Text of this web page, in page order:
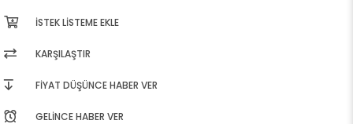
İSTEK LISTEME EKLE
KARŞILAŞTIR
FIYAT DÜŞÜNCE HABER VER
GELINCE HABER VER